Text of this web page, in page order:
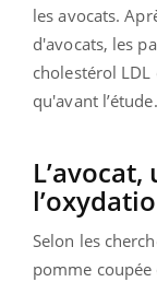
les avocats.
d'avocats, les
cholestérol LDL
qu'avant l’étude.
Selon les
pomme